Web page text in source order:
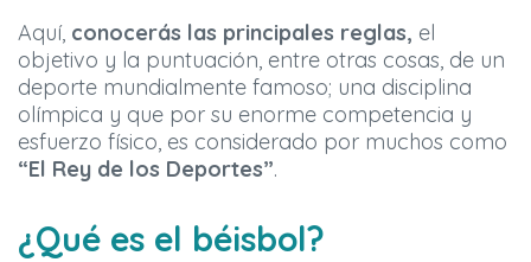
Aquí, conocerás las principales reglas, el
objetivo y la puntuación, entre otras cosas, de un
deporte mundialmente famoso; una disciplina
olímpica y que por su enorme competencia y
esfuerzo físico, es considerado por muchos como
“El Rey de los Deportes”.
¿Qué es el béisbol?